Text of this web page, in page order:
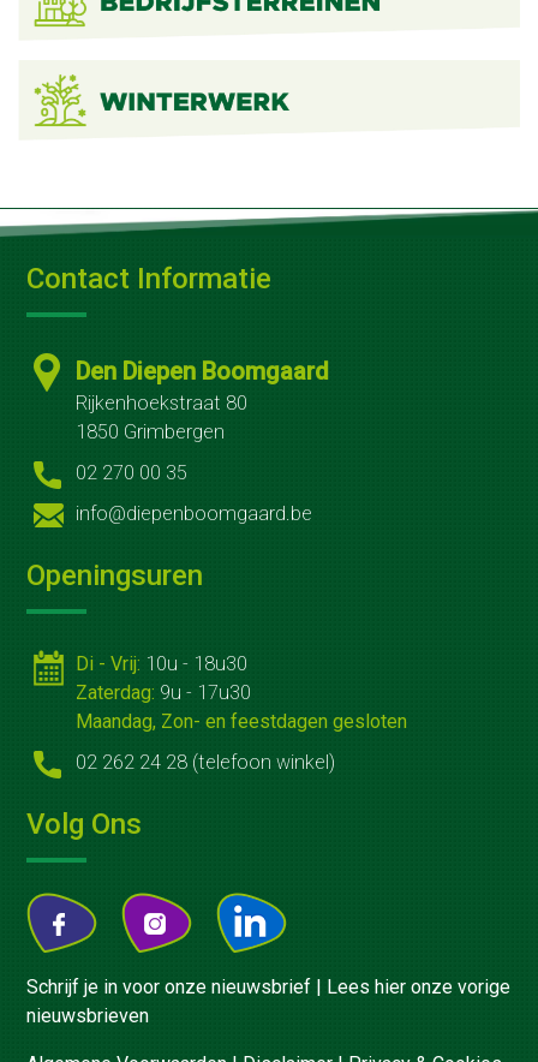
ons
op
werk
Zelfoogst
Groenteabonnement
gerechten
bedrijven
Geschenkmanden
Zaalverhuur
en
recepties
Feest
Contact Informatie
Den Diepen Boomgaard
Rijkenhoekstraat 80
1850 Grimbergen
02 270 00 35
info@diepenboomgaard.be
Openingsuren
Di - Vrij: 10u - 18u30
Zaterdag: 9u - 17u30
Maandag, Zon- en feestdagen gesloten
02 262 24 28 (telefoon winkel)
Volg Ons
Schrijf je in voor onze nieuwsbrief
Lees hier onze vorige
nieuwsbrieven